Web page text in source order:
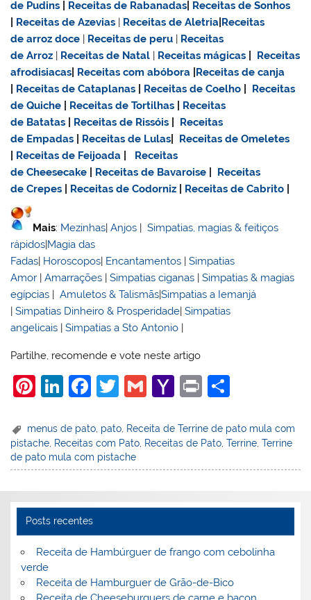
de Pudins
Receitas de Rabanadas Receitas de Sonhos
Receitas de Azevias | Receitas de Aletria Receitas
dearroz doce | Receitas de peru | Receitas
de Arroz | Receitas de Natal | Receitas mágicas
Receitas
afrodisiacas Receitas com abóbora Receitas de canja
Receitas de Cataplanas Receitas de Coelho
Receitas
de Quiche
Receitas de Tortilhas
Receitas
de Batatas
Receitas de Rissóis
Receitas
de Empadas
Receitas de Lulas
Receitas de Omeletes
Receitas de Feijoada
Receitas
de Cheesecake
Receitas de Bavaroise
Receitas
de Crepes
Receitas de Codorniz Receitas de Cabrito
Mais: Mezinhas|Anjos |Simpatias, magias & feitiços
rápidos|Magia das
Fadas| Horoscopos| Encantamentos |Simpatias
Amor |Amarrações |Simpatias ciganas |Simpatias & magias
egípcias |Amuletos & Talismãs|Simpatias a Iemanjá
|Simpatias Dinheiro & Prosperidade|Simpatias
angelicais |Simpatias a Sto Antonio |
Partilhe, recomende e vote neste artigo
Pi
er
e
st
Li
k
e
dI
F
c
e
b
o
k
T
itt
er
G
ai
l
Y
h
o
o
l
Pr
t
ar
e
menus de pato pato Receita de Terrine de pato mula com
pistache, Receitas com Pato, Receitas de Pato,Terrine,Terrine
de pato mula com pistache
Posts recentes
Receita de Hambúrguer de frango com cebolinha
verde
Receita de Hamburguer de Grão-de-Bico